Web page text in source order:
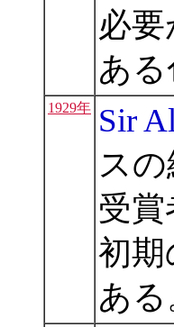
必
あ
1929年 Sir
ス
受
初
ある